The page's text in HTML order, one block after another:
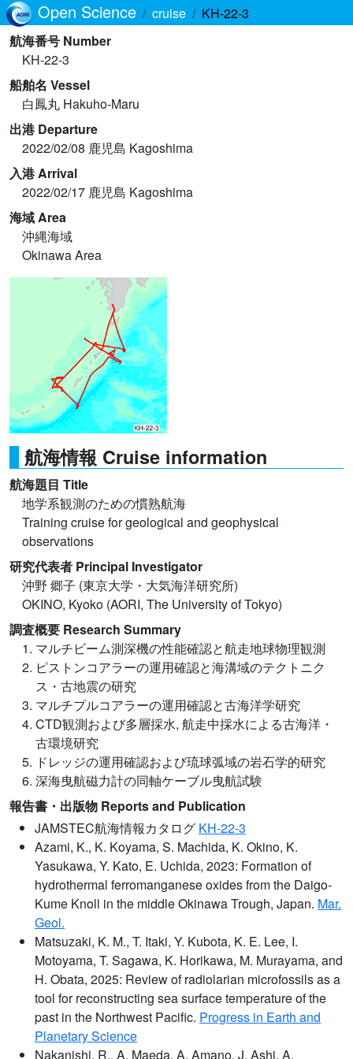
Open Science cruise
KH-22-3
航海番号 Number
KH-22-3
船舶名 Vessel
白鳳丸 Hakuho-Maru
出港 Departure
2022/02/08 鹿児島 Kagoshima
入港 Arrival
2022/02/17 鹿児島 Kagoshima
海域 Area
沖縄海域
Okinawa Area
航海情報 Cruise information
航海題目 Title
地学系観測のための慣熟航海
Training cruise for geological and geophysical
observations
研究代表者 Principal Investigator
沖野 郷子 (東京大学・大気海洋研究所)
OKINO, Kyoko (AORI, The University of Tokyo)
調査概要 Research Summary
1. マルチビーム測深機の性能確認と航走地球物理観測
2. ピストンコアラーの運用確認と海溝域のテクトニク
ス・古地震の研究
3. マルチプルコアラーの運用確認と古海洋学研究
4. CTD観測および多層採水, 航走中採水による古海洋・
古環境研究
5. ドレッジの運用確認および琉球弧域の岩石学的研究
6. 深海曳航磁力計の同軸ケーブル曳航試験
報告書・出版物 Reports and Publication
JAMSTEC航海情報カタログ KH-22-3
Azami, K., K. Koyama, S. Machida, K. Okino, K.
Yasukawa, Y. Kato, E. Uchida, 2023: Formation of
hydrothermal ferromanganese oxides from the Daigo-
Kume Knoll in the middle Okinawa Trough, Japan. Mar.
Geol.
Matsuzaki, K. M., T. Itaki, Y. Kubota, K. E. Lee, I.
Motoyama, T. Sagawa, K. Horikawa, M. Murayama, and
H. Obata, 2025: Review of radiolarian microfossils as a
tool for reconstructing sea surface temperature of the
past in the Northwest Pacific. Progress in Earth and
Planetary Science
Nakanishi, R., A. Maeda, A. Amano, J. Ashi, A.